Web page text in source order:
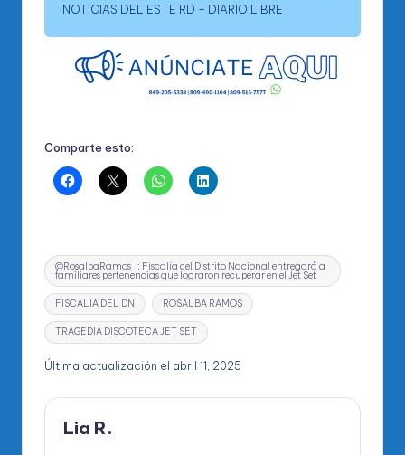
NOTICIAS DEL ESTE RD – DIARIO LIBRE
Comparte esto:
Etiquetas:
@RosalbaRamos_: Fiscalía del Distrito Nacional entregará a
familiares pertenencias que lograron recuperar en el Jet Set
FISCALIA DEL DN ROSALBA RAMOS
TRAGEDIA DISCOTECA JET SET
Última actualización el abril 11, 2025
Lia R.